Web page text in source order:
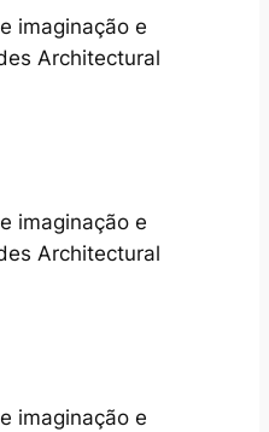
imaginação e
Architectural
imaginação e
Architectural
imaginação e